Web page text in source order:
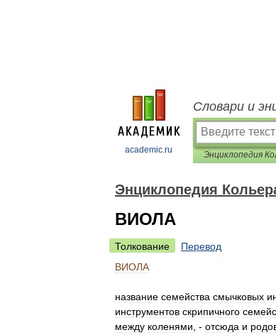
academic.ru
Словари и
Энциклопедия
Энциклопедия
ВИОЛА
Толкование
Перевод
ВИОЛА
название семейства смычковых
инструментов скрипичного
между коленями , - отсюда и